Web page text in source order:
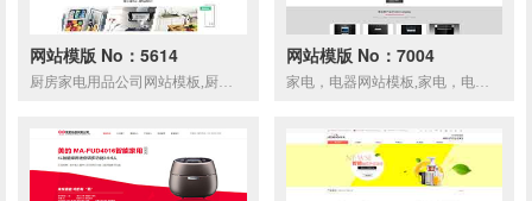
网站模版 No：5614 网站模版 No：7004
家电，电器网站模板,家电，电器网页模板,响应式模板,网站制作